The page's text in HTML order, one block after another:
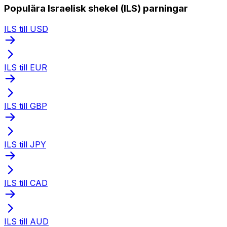
Populära Israelisk shekel (ILS) parningar
ILS till USD
ILS till EUR
ILS till GBP
ILS till JPY
ILS till CAD
ILS till AUD